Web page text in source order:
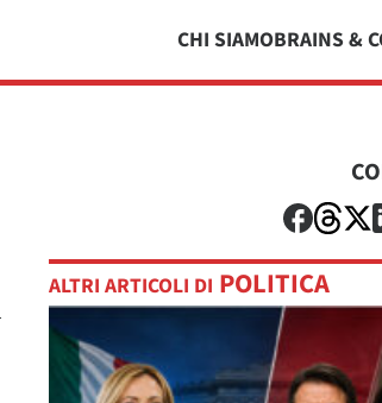
CHI SIAMOBRAINS &
ALTRI ARTICOLI DI POLITICA